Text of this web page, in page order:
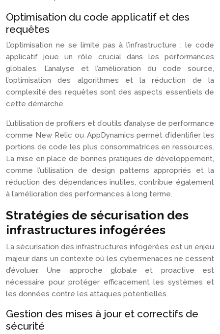
Optimisation du code applicatif et des
requêtes
L’optimisation ne se limite pas à l’infrastructure ; le code
applicatif joue un rôle crucial dans les performances
globales. L’analyse et l’amélioration du code source,
l’optimisation des algorithmes et la réduction de la
complexité des requêtes sont des aspects essentiels de
cette démarche.
L’utilisation de profilers et d’outils d’analyse de performance
comme New Relic ou AppDynamics permet d’identifier les
portions de code les plus consommatrices en ressources.
La mise en place de bonnes pratiques de développement,
comme l’utilisation de design patterns appropriés et la
réduction des dépendances inutiles, contribue également
à l’amélioration des performances à long terme.
Stratégies de sécurisation des
infrastructures infogérées
La sécurisation des infrastructures infogérées est un enjeu
majeur dans un contexte où les cybermenaces ne cessent
d’évoluer. Une approche globale et proactive est
nécessaire pour protéger efficacement les systèmes et
les données contre les attaques potentielles.
Gestion des mises à jour et correctifs de
sécurité